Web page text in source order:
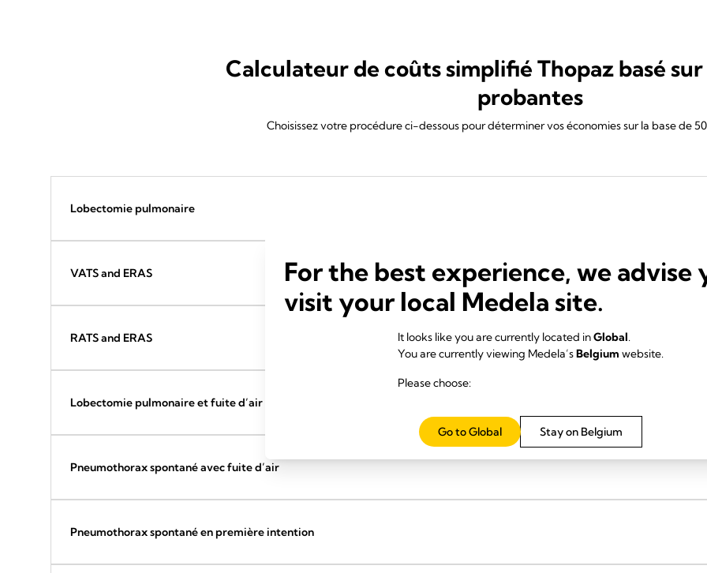
Calculateur de coûts simplifié Thopaz basé sur
probantes
Choisissez votre procédure ci-dessous pour déterminer vos économies sur la base de
Lobectomie pulmonaire
VATS and ERAS
RATS and ERAS
Lobectomie pulmonaire et fuite d’air au troisième jour postop
Pneumothorax spontané avec fuite d’air
Pneumothorax spontané en première intention
For the best experience, we advise
visit your local Medela site.
It looks like you are currently located inGlobal.
You are currently viewing Medela’sBelgium website.
Please choose:
Stay on Belgium
Go to Global